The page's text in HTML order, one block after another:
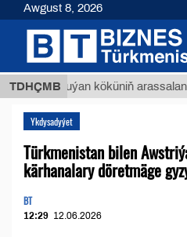
TDHÇMB
Buýan köküniň arassalanmadyk
Ykdysadyýet
Türkmenistan bilen
kärhanalary döretmäge
BT
12:29 12.06.2026
Awgust 8, 2026